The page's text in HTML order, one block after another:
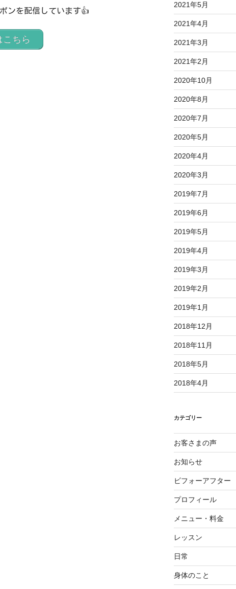
ンを配信しています👍
ちら
2021年5月
2021年4月
2021年3月
2021年2月
2020年10月
2020年8月
2020年7月
2020年5月
2020年4月
2020年3月
2019年7月
2019年6月
2019年5月
2019年4月
2019年3月
2019年2月
2019年1月
2018年12月
2018年11月
2018年5月
2018年4月
カテゴリー
お客さまの声
お知らせ
ビフォーアフター
プロフィール
メニュー・料金
レッスン
日常
身体のこと